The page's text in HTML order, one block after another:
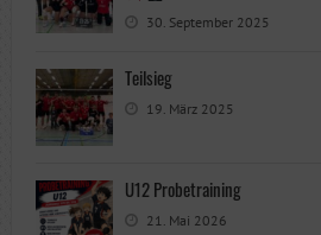
30. September 2025
Teilsieg
19. März 2025
U12 Probetraining
21. Mai 2026